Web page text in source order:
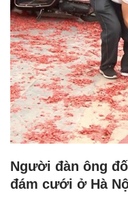
Người đàn ông
đám cưới ở Hà